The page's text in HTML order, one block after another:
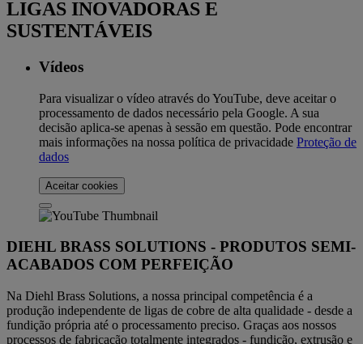
LIGAS INOVADORAS E
SUSTENTÁVEIS
Vídeos
Para visualizar o vídeo através do YouTube, deve aceitar o
processamento de dados necessário pela Google. A sua
decisão aplica-se apenas à sessão em questão. Pode encontrar
mais informações na nossa política de privacidade Proteção de
dados
Aceitar cookies
DIEHL BRASS SOLUTIONS - PRODUTOS SEMI-
ACABADOS COM PERFEIÇÃO
Na Diehl Brass Solutions, a nossa principal competência é a
produção independente de ligas de cobre de alta qualidade - desde a
fundição própria até o processamento preciso. Graças aos nossos
processos de fabricação totalmente integrados - fundição, extrusão e